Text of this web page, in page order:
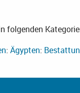
folgenden
: Ägypten: